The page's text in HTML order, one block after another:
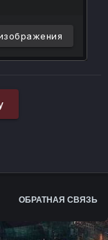
ОБРАТНАЯ СВЯЗЬ